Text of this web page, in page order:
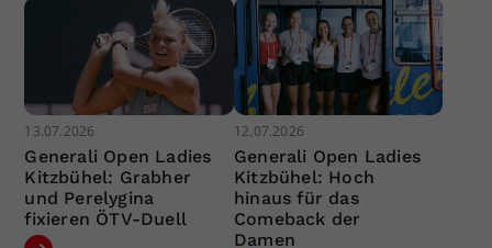
13.07.2026
Generali Open Ladies
Kitzbühel: Grabher
und Perelygina
fixieren ÖTV-Duell
12.07.2026
Generali Open Ladies
Kitzbühel: Hoch
hinaus für das
Comeback der
Damen